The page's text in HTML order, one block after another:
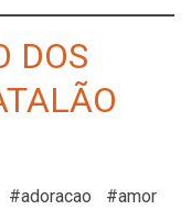
DOS
#amor